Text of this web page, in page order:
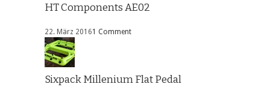
HT Components AE02
22. März 20161 Comment
Sixpack Millenium Flat Pedal